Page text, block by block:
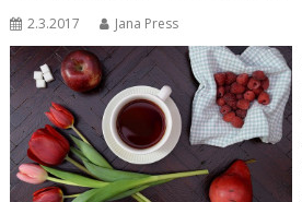
2.3.2017 Jana Press